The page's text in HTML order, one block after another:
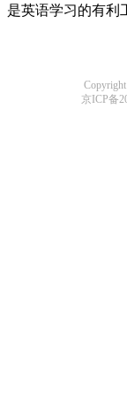
是英语学习的有利
京ICP备